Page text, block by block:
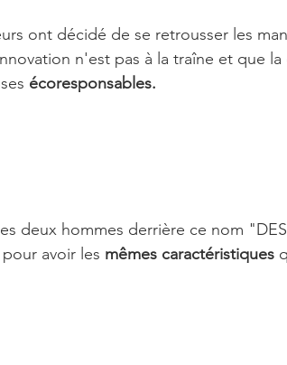
ont décidé de se retrousser les
n'est pas à la traîne et que la
écoresponsables.
deux hommes derrière ce nom
avoir les mêmes caractéristiques